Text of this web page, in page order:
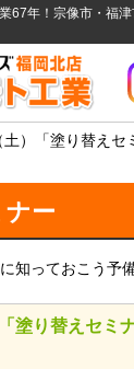
67年！宗像市・福
土）「塗り替え
ー
知っておこう予
塗り替えセミ